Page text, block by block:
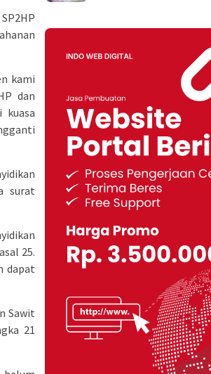
kami
dan
kuasa
surat
25.
dapat
Sawit
21